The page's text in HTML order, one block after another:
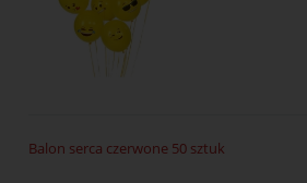
Balon serca czerwone 50 sztuk